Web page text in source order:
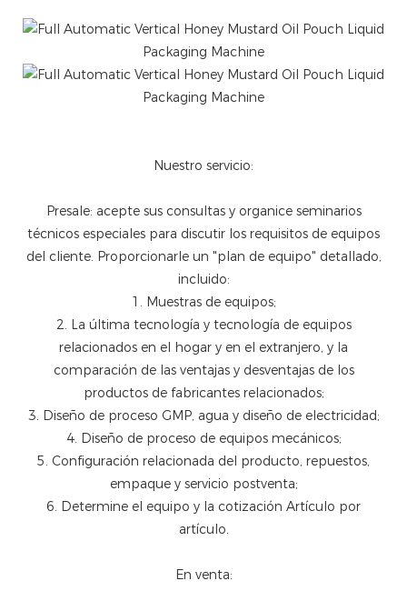
Nuestro servicio:
Presale: acepte sus consultas y organice seminarios
técnicos especiales para discutir los requisitos de equipos
del cliente. Proporcionarle un "plan de equipo" detallado,
incluido:
1. Muestras de equipos;
2. La última tecnología y tecnología de equipos
relacionados en el hogar y en el extranjero, y la
comparación de las ventajas y desventajas de los
productos de fabricantes relacionados;
3. Diseño de proceso GMP, agua y diseño de electricidad;
4. Diseño de proceso de equipos mecánicos;
5. Configuración relacionada del producto, repuestos,
empaque y servicio postventa;
6. Determine el equipo y la cotización Artículo por
artículo.
En venta: